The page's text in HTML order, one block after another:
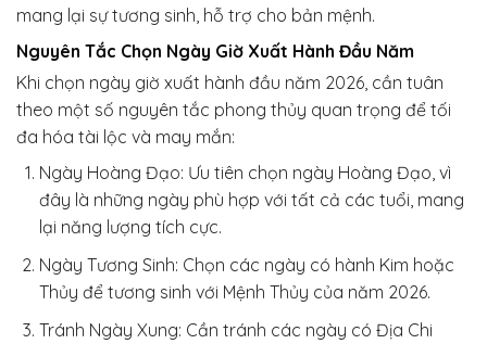
mang lại sự tương sinh, hỗ trợ cho bản mệnh.
Nguyên Tắc Chọn Ngày Giờ Xuất Hành Đầu Năm
Khi chọn ngày giờ xuất hành đầu năm 2026, cần tuân
theo một số nguyên tắc phong thủy quan trọng để tối
đa hóa tài lộc và may mắn:
Ngày Hoàng Đạo: Ưu tiên chọn ngày Hoàng Đạo, vì
đây là những ngày phù hợp với tất cả các tuổi, mang
lại năng lượng tích cực.
Ngày Tương Sinh: Chọn các ngày có hành Kim hoặc
Thủy để tương sinh với Mệnh Thủy của năm 2026.
Tránh Ngày Xung: Cần tránh các ngày có Địa Chi